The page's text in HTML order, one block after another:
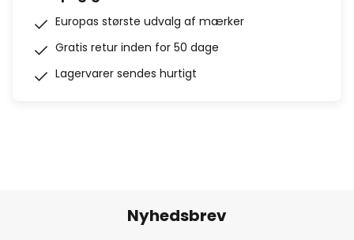
Europas største udvalg af mærker
Gratis retur inden for 50 dage
Lagervarer sendes hurtigt
Nyhedsbrev